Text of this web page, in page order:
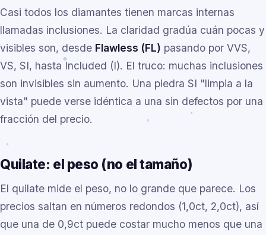
Casi todos los diamantes tienen marcas internas
llamadas inclusiones. La claridad gradúa cuán pocas y
visibles son, desde Flawless (FL) pasando por VVS,
VS, SI, hasta Included (I). El truco: muchas inclusiones
son invisibles sin aumento. Una piedra SI "limpia a la
vista" puede verse idéntica a una sin defectos por una
fracción del precio.
Quilate: el peso (no el tamaño)
El quilate mide el peso, no lo grande que parece. Los
precios saltan en números redondos (1,0ct, 2,0ct), así
que una de 0,9ct puede costar mucho menos que una